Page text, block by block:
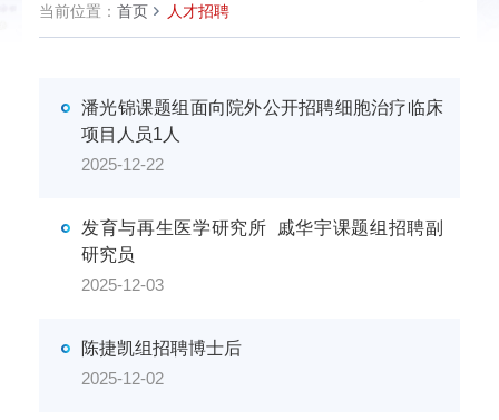
当前位置： 首页 人才招聘
潘光锦课题组面向院外公开招聘细胞治疗临床
项目人员1人
2025-12-22
发育与再生医学研究所 戚华宇课题组招聘副
研究员
2025-12-03
陈捷凯组招聘博士后
2025-12-02